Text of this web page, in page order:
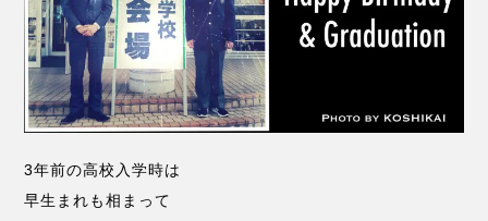
3年前の高校入学時は
早生まれも相まって